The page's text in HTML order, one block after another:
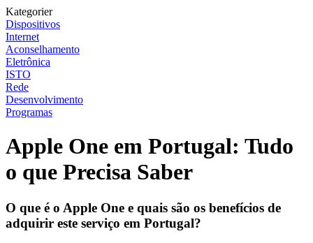
Kategorier
Dispositivos
Internet
Aconselhamento
Eletrônica
ISTO
Rede
Desenvolvimento
Programas
Apple One em Portugal: Tudo
o que Precisa Saber
O que é o Apple One e quais são os benefícios de
adquirir este serviço em Portugal?